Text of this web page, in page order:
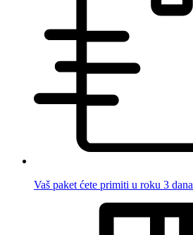
Vaš paket ćete primiti u roku 3 dana